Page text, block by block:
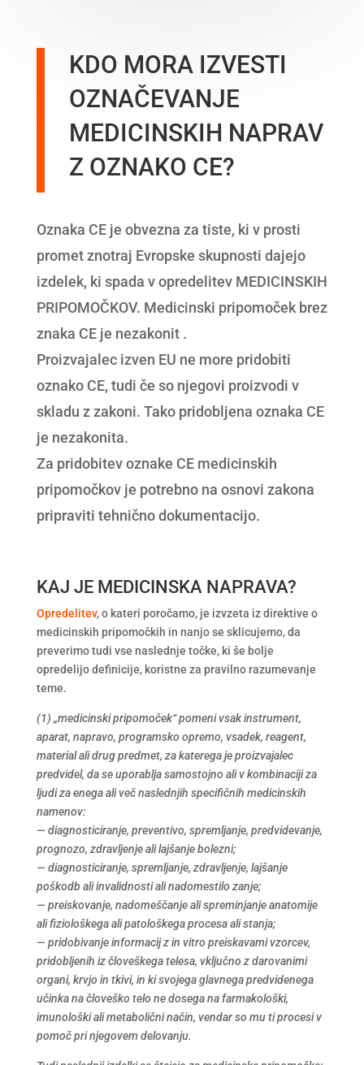
KDO MORA IZVESTI
OZNAČEVANJE
MEDICINSKIH NAPRAV
Z OZNAKO CE?
Oznaka CE je obvezna za tiste, ki v prosti
promet znotraj Evropske skupnosti dajejo
izdelek, ki spada v opredelitev MEDICINSKIH
PRIPOMOČKOV. Medicinski pripomoček brez
znaka CE je nezakonit .
Proizvajalec izven EU ne more pridobiti
oznako CE, tudi če so njegovi proizvodi v
skladu z zakoni. Tako pridobljena oznaka CE
je nezakonita.
Za pridobitev oznake CE medicinskih
pripomočkov je potrebno na osnovi zakona
pripraviti tehnično dokumentacijo.
KAJ JE MEDICINSKA NAPRAVA?
Opredelitev, o kateri poročamo, je izvzeta iz direktive o
medicinskih pripomočkih in nanjo se sklicujemo, da
preverimo tudi vse naslednje točke, ki še bolje
opredelijo definicije, koristne za pravilno razumevanje
teme.
(1) „medicinski pripomoček“ pomeni vsak instrument,
aparat, napravo, programsko opremo, vsadek, reagent,
material ali drug predmet, za katerega je proizvajalec
predvidel, da se uporablja samostojno ali v kombinaciji za
ljudi za enega ali več naslednjih specifičnih medicinskih
namenov:
— diagnosticiranje, preventivo, spremljanje, predvidevanje,
prognozo, zdravljenje ali lajšanje bolezni;
— diagnosticiranje, spremljanje, zdravljenje, lajšanje
poškodb ali invalidnosti ali nadomestilo zanje;
— preiskovanje, nadomeščanje ali spreminjanje anatomije
ali fiziološkega ali patološkega procesa ali stanja;
— pridobivanje informacij z in vitro preiskavami vzorcev,
pridobljenih iz človeškega telesa, vključno z darovanimi
organi, krvjo in tkivi, in ki svojega glavnega predvidenega
učinka na človeško telo ne dosega na farmakološki,
imunološki ali metabolični način, vendar so mu ti procesi v
pomoč pri njegovem delovanju.